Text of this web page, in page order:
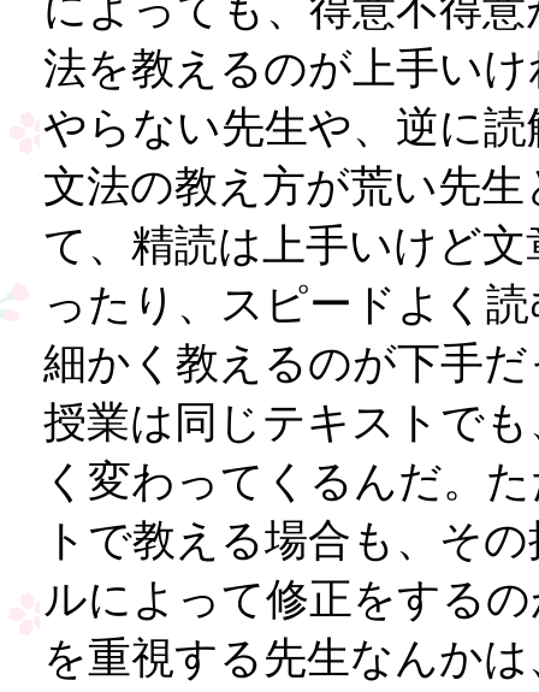
によっても、得意不得
法を教えるのが上手い
やらない先生や、逆に
文法の教え方が荒い先
て、精読は上手いけど
ったり、スピードよく
細かく教えるのが下手
授業は同じテキストで
く変わってくるんだ。
トで教える場合も、そ
ルによって修正をする
を重視する先生なんか